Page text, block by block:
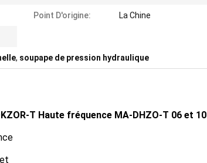
Point D'origine: La Chine
, soupape de pression hydraulique
T Haute fréquence MA-DHZO-T 06 et 10